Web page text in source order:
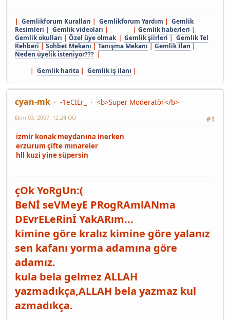
| Gemlikforum Kuralları | Gemlikforum Yardım | Gemlik
Resimleri | Gemlik videoları | | Gemlik haberleri |
Gemlik okulları | Özel üye olmak| Gemlik şiirleri | Gemlik Tel
Rehberi | Sohbet Mekanı | Tanışma Mekanı | Gemlik İlan |
Neden üyelik isteniyor??? |
| Gemlik harita | Gemlik iş ilanı |
cyan-mk -1eCtEr_
<b>Super Moderatör</b>
#1
Ekm 03, 2007, 12:24 ÖÖ
izmir konak meydanına inerken
erzurum çifte mınareler
hll kuzi yine süpersin
çOk YoRgUn:(
BeNİ seVMeyE PRogRAmlANma
DEvrELeRinİ YakARım...
kimine göre kralız kimine göre yalanız
sen kafanı yorma adamına göre
adamız.
kula bela gelmez ALLAH
yazmadıkça,ALLAH bela yazmaz kul
azmadıkça.